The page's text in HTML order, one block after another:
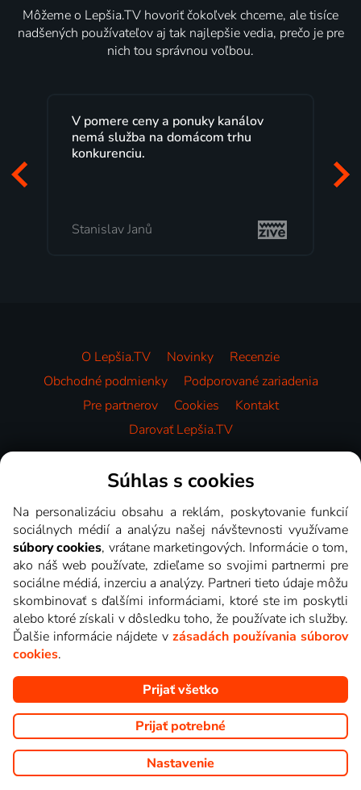
Môžeme o Lepšia.TV hovoriť čokoľvek chceme, ale tisíce
nadšených používateľov aj tak najlepšie vedia, prečo je pre
nich tou správnou voľbou.
V pomere ceny a ponuky kanálov
nemá služba na domácom trhu
konkurenciu.
Stanislav Janů
O Lepšia.TV Novinky
Recenzie
Obchodné podmienky
Podporované zariadenia
Pre partnerov
Cookies
Kontakt
Darovať Lepšia.TV
Videotéka
Copyright © goNET s.r.o. Na tomto webe sú zobrazované obrázky
z relácií TV staníc, ktoré môžete sledovať v Lepšia.TV.
Súhlas s cookies
Na personalizáciu obsahu a reklám, poskytovanie funkcií
sociálnych médií a analýzu našej návštevnosti využívame
súbory cookies, vrátane marketingových. Informácie o tom,
ako náš web používate, zdieľame so svojimi partnermi pre
sociálne médiá, inzerciu a analýzy. Partneri tieto údaje môžu
skombinovať s ďalšími informáciami, ktoré ste im poskytli
alebo ktoré získali v dôsledku toho, že používate ich služby.
Ďalšie informácie nájdete v zásadách používania súborov
cookies.
Prijať všetko
Prijať potrebné
Nastavenie